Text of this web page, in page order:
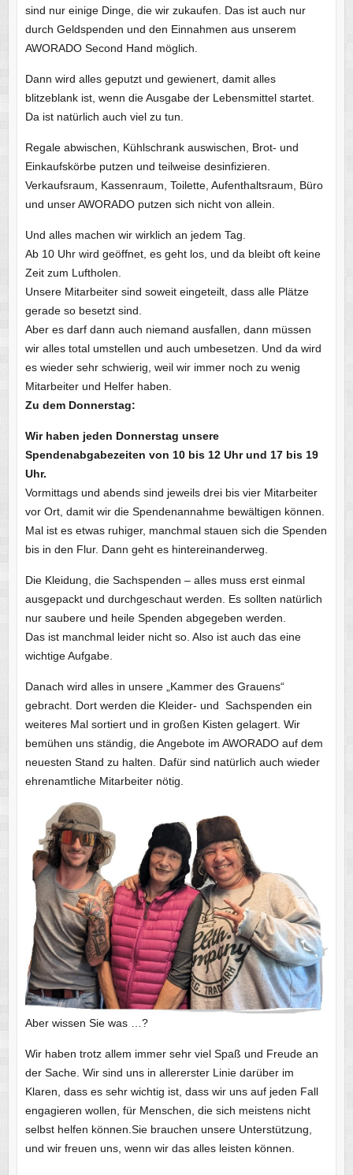
sind nur einige Dinge, die wir zukaufen. Das ist auch nur
durch Geldspenden und den Einnahmen aus unserem
AWORADO Second Hand möglich.
Dann wird alles geputzt und gewienert, damit alles
blitzeblank ist, wenn die Ausgabe der Lebensmittel startet.
Da ist natürlich auch viel zu tun.
Regale abwischen, Kühlschrank auswischen, Brot- und
Einkaufskörbe putzen und teilweise desinfizieren.
Verkaufsraum, Kassenraum, Toilette, Aufenthaltsraum, Büro
und unser AWORADO putzen sich nicht von allein.
Und alles machen wir wirklich an jedem Tag.
Ab 10 Uhr wird geöffnet, es geht los, und da bleibt oft keine
Zeit zum Luftholen.
Unsere Mitarbeiter sind soweit eingeteilt, dass alle Plätze
gerade so besetzt sind.
Aber es darf dann auch niemand ausfallen, dann müssen
wir alles total umstellen und auch umbesetzen. Und da wird
es wieder sehr schwierig, weil wir immer noch zu wenig
Mitarbeiter und Helfer haben.
Zu dem Donnerstag:
Wir haben jeden Donnerstag unsere
Spendenabgabezeiten von 10 bis 12 Uhr und 17 bis 19
Uhr.
Vormittags und abends sind jeweils drei bis vier Mitarbeiter
vor Ort, damit wir die Spendenannahme bewältigen können.
Mal ist es etwas ruhiger, manchmal stauen sich die Spenden
bis in den Flur. Dann geht es hintereinanderweg.
Die Kleidung, die Sachspenden – alles muss erst einmal
ausgepackt und durchgeschaut werden. Es sollten natürlich
nur saubere und heile Spenden abgegeben werden.
Das ist manchmal leider nicht so. Also ist auch das eine
wichtige Aufgabe.
Danach wird alles in unsere „Kammer des Grauens“
gebracht. Dort werden die Kleider- und Sachspenden ein
weiteres Mal sortiert und in großen Kisten gelagert. Wir
bemühen uns ständig, die Angebote im AWORADO auf dem
neuesten Stand zu halten. Dafür sind natürlich auch wieder
ehrenamtliche Mitarbeiter nötig.
Aber wissen Sie was …?
Wir haben trotz allem immer sehr viel Spaß und Freude an
der Sache. Wir sind uns in allererster Linie darüber im
Klaren, dass es sehr wichtig ist, dass wir uns auf jeden Fall
engagieren wollen, für Menschen, die sich meistens nicht
selbst helfen können.Sie brauchen unsere Unterstützung,
und wir freuen uns, wenn wir das alles leisten können.